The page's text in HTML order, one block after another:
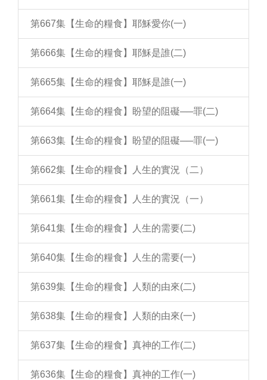
第667集【生命的糧食】耶穌愛你(一)
第666集【生命的糧食】耶穌是誰(二)
第665集【生命的糧食】耶穌是誰(一)
第664集【生命的糧食】盼望的阻礙──罪(二)
第663集【生命的糧食】盼望的阻礙──罪(一)
第662集【生命的糧食】人生的實況（二）
第661集【生命的糧食】人生的實況（一）
第641集【生命的糧食】人生的需要(二)
第640集【生命的糧食】人生的需要(一)
第639集【生命的糧食】人類的由來(二)
第638集【生命的糧食】人類的由來(一)
第637集【生命的糧食】真神的工作(二)
第636集【生命的糧食】真神的工作(一)